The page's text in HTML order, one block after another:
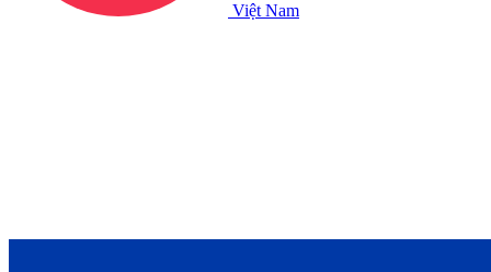
Việt Nam